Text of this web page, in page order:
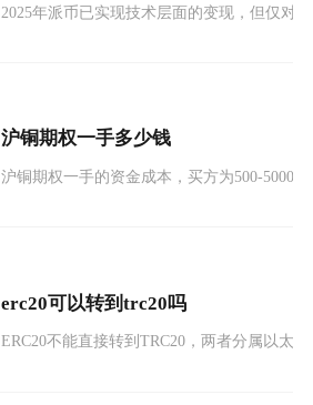
2025年派币已实现技术层面的变现，但仅对
沪铜期权一手多少钱
沪铜期权一手的资金成本，买方为500-5000
erc20可以转到trc20吗
ERC20不能直接转到TRC20，两者分属以太